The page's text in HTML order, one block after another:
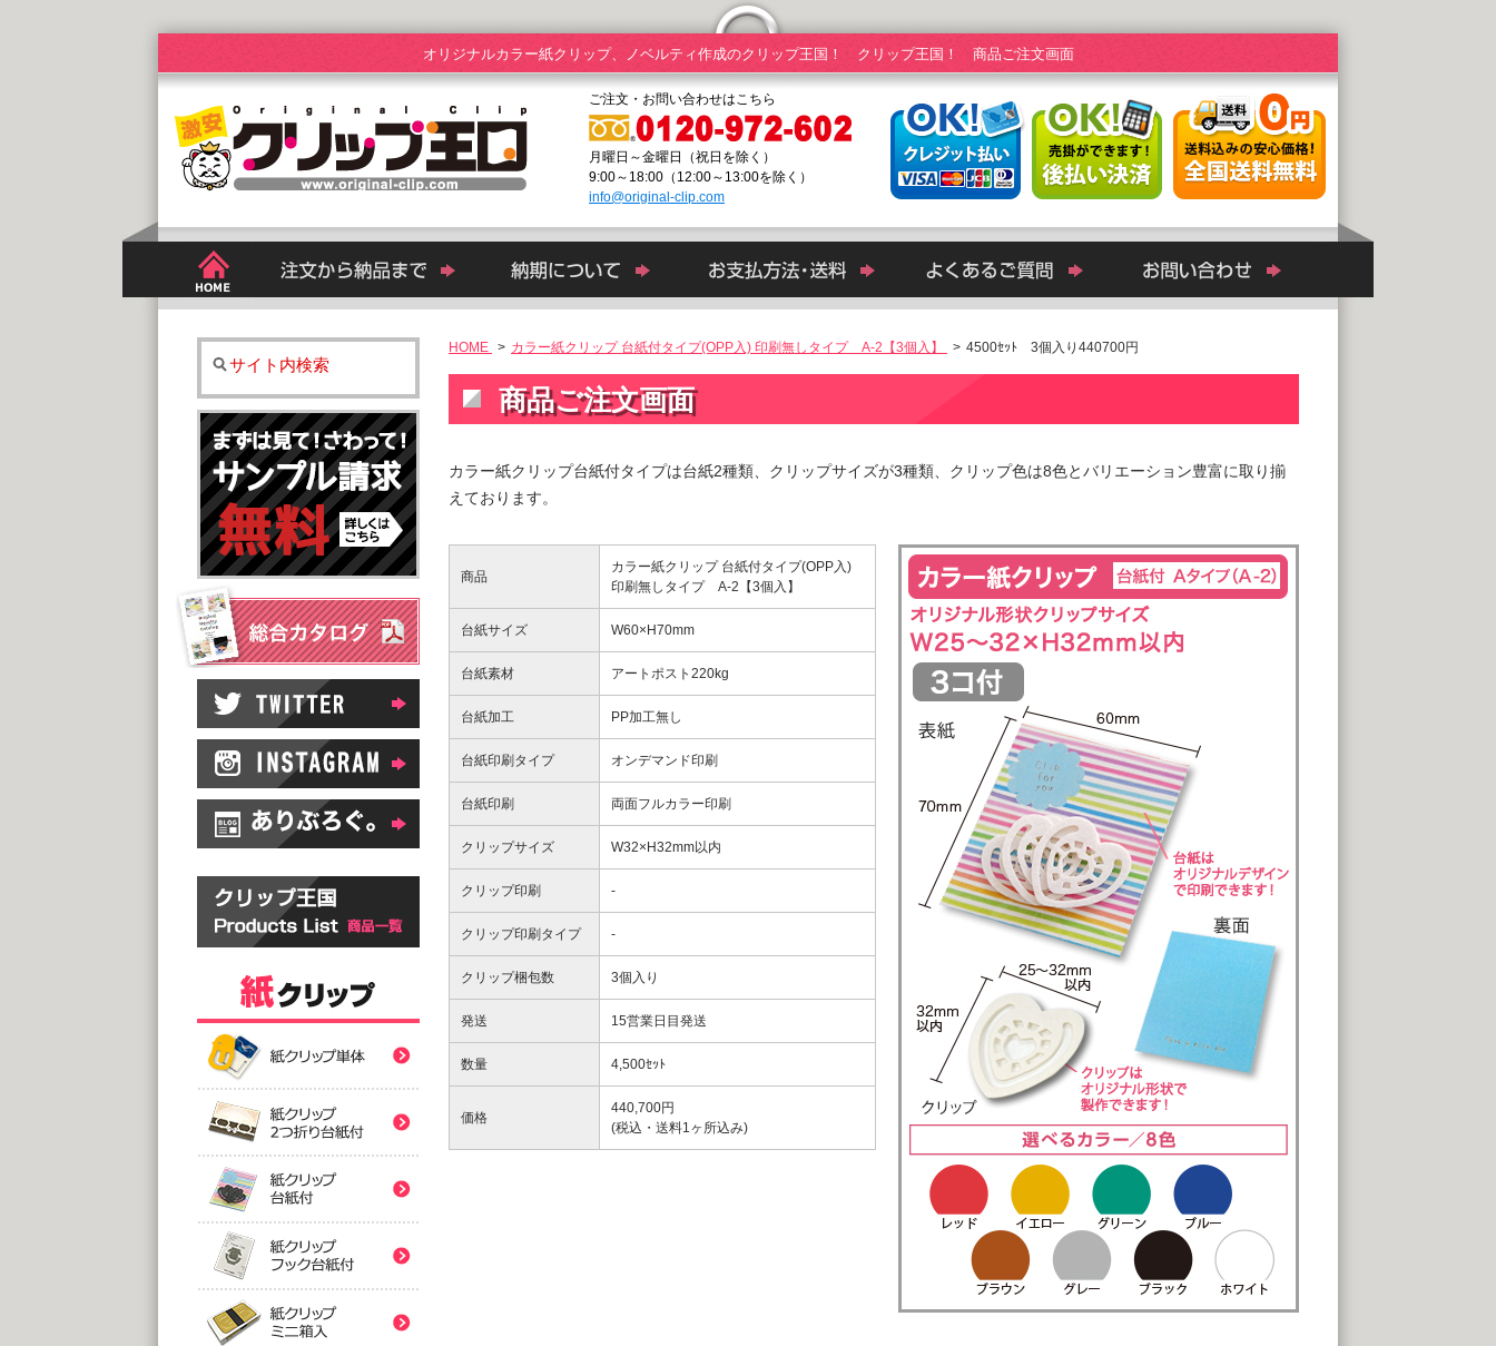
オリジナルカラー紙クリップ、ノベルティ作成のクリップ王国！ クリップ王国！ 商品ご注文画面
ご注文・お問い合わせはこちら
月曜日～金曜日（祝日を除く）
9:00～18:00（12:00～13:00を除く）
info@original-clip.com
HOME > カラー紙クリップ 台紙付タイプ(OPP入) 印刷無しタイプ A-2【3個入】 > 4500ｾｯﾄ 3個入り440700円
商品ご注文画面
カラー紙クリップ台紙付タイプは台紙2種類、クリップサイズが3種類、クリップ色は8色とバリエーション豊富に取り揃
えております。
商品
カラー紙クリップ 台紙付タイプ(OPP入)
印刷無しタイプ A-2【3個入】
台紙サイズ W60×H70mm
台紙素材 アートポスト220kg
台紙加工 PP加工無し
台紙印刷タイプ オンデマンド印刷
台紙印刷 両面フルカラー印刷
クリップサイズ W32×H32mm以内
クリップ印刷 -
クリップ印刷タイプ -
クリップ梱包数 3個入り
発送 15営業日目発送
数量 4,500ｾｯﾄ
価格
440,700円
(税込・送料1ヶ所込み)
サイト内検索
紙クリップ印刷なし形状カット
紙クリップ印刷なし形状カット
紙クリップ印刷なし形状カット